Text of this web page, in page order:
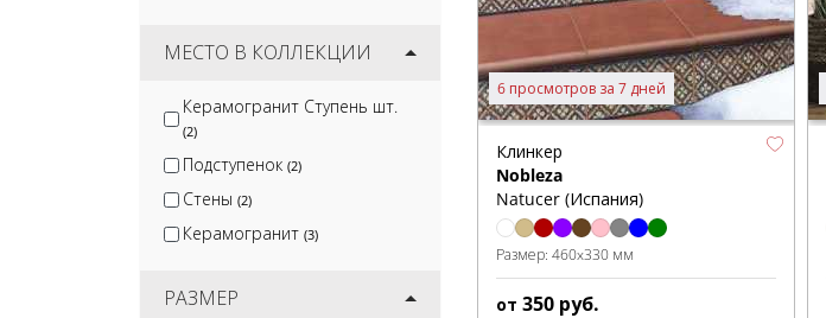
Jano Tiles(16)
Keratile (45)
Monopole
МЕСТО В КОЛЛЕКЦИИ
Керамогранит Ступень шт.
(2)
Подступенок (2)
Стены (2)
Керамогранит (3)
РАЗМЕР
6 просмотров за 7 дней
Клинкер
Nobleza
Natucer (Испания)
Размер: 460x330 мм
от 350 руб.